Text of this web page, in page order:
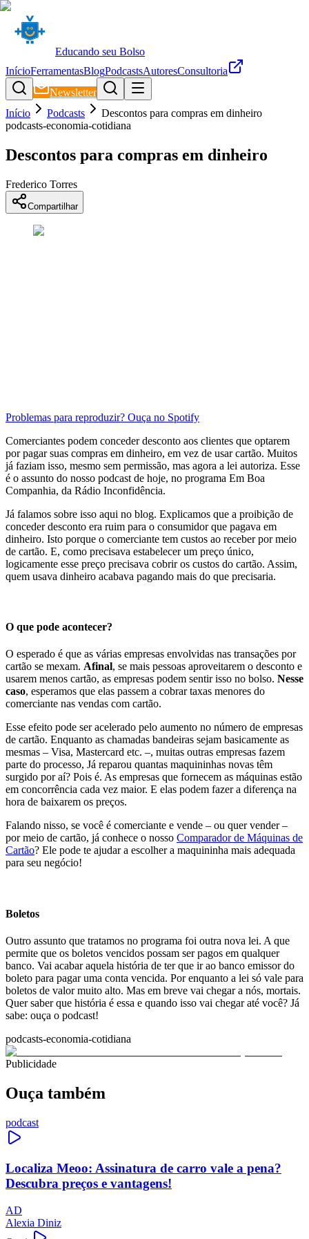
Educando seu Bolso
InícioFerramentasBlogPodcastsAutoresConsultoria
Newsletter
Início
Podcasts
Descontos para compras em dinheiro
podcasts-economia-cotidiana
Descontos para compras em dinheiro
Frederico Torres
Compartilhar
Problemas para reproduzir? Ouça no Spotify
Comerciantes podem conceder desconto aos clientes que optarem
por pagar suas compras em dinheiro, em vez de usar cartão. Muitos
já faziam isso, mesmo sem permissão, mas agora a lei autoriza. Esse
é o assunto do nosso podcast de hoje, no programa Em Boa
Companhia, da Rádio Inconfidência.
Já falamos sobre isso aqui no blog. Explicamos que a proibição de
conceder desconto era ruim para o consumidor que pagava em
dinheiro. Isto porque o comerciante tem custos ao receber por meio
de cartão. E, como precisava estabelecer um preço único,
logicamente esse preço precisava cobrir os custos do cartão. Assim,
quem usava dinheiro acabava pagando mais do que precisaria.
O que pode acontecer?
O esperado é que as várias empresas envolvidas nas transações por
cartão se mexam. Afinal, se mais pessoas aproveitarem o desconto e
usarem menos cartão, as empresas podem sentir isso no bolso. Nesse
caso, esperamos que elas passem a cobrar taxas menores do
comerciante nas vendas com cartão.
Esse efeito pode ser acelerado pelo aumento no número de empresas
de cartão. Enquanto as chamadas bandeiras sejam basicamente as
mesmas – Visa, Mastercard etc. –, muitas outras empresas fazem
parte do processo, Já reparou quantas maquininhas novas têm
surgido por aí? Pois é. As empresas que fornecem as máquinas estão
em concorrência cada vez maior. E elas podem fazer a diferença na
hora de baixarem os preços.
Falando nisso, se você é comerciante e vende – ou quer vender –
por meio de cartão, já conhece o nosso Comparador de Máquinas de
Cartão? Ele pode te ajudar a escolher a maquininha mais adequada
para seu negócio!
Boletos
Outro assunto que tratamos no programa foi outra nova lei. A que
permite que os boletos vencidos possam ser pagos em qualquer
banco. Vai acabar aquela história de ter que ir ao banco emissor do
boleto para pagar uma conta vencida. Por enquanto a lei só vale para
boletos de valor muito alto. Mas em breve vai chegar a nós, mortais.
Quer saber que história é essa e quando isso vai chegar até você? Já
sabe: ouça o podcast!
podcasts-economia-cotidiana
Publicidade
Ouça também
podcast
Localiza Meoo: Assinatura de carro vale a pena?
Descubra preços e vantagens!
AD
Alexia Diniz